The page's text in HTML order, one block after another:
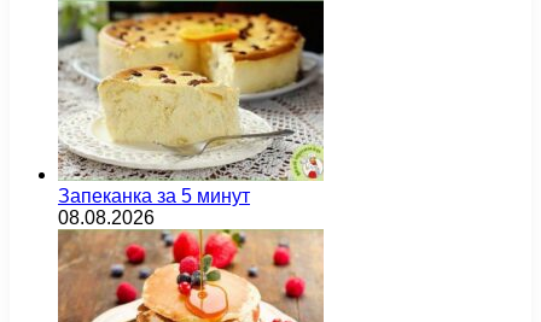
Запеканка за 5 минут
08.08.2026